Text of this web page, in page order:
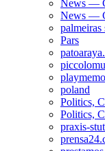
News —
News —
palmeiras
Pars
poland
Politics,
Politics,
praxis-